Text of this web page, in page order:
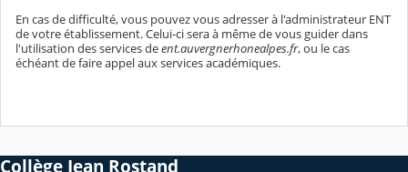
En cas de difficulté, vous pouvez vous adresser à l'administrateur ENT
de votre établissement. Celui-ci sera à même de vous guider dans
l'utilisation des services deent.auvergnerhonealpes.fr, ou le cas
échéant de faire appel aux services académiques.
Collège Jean Rostand